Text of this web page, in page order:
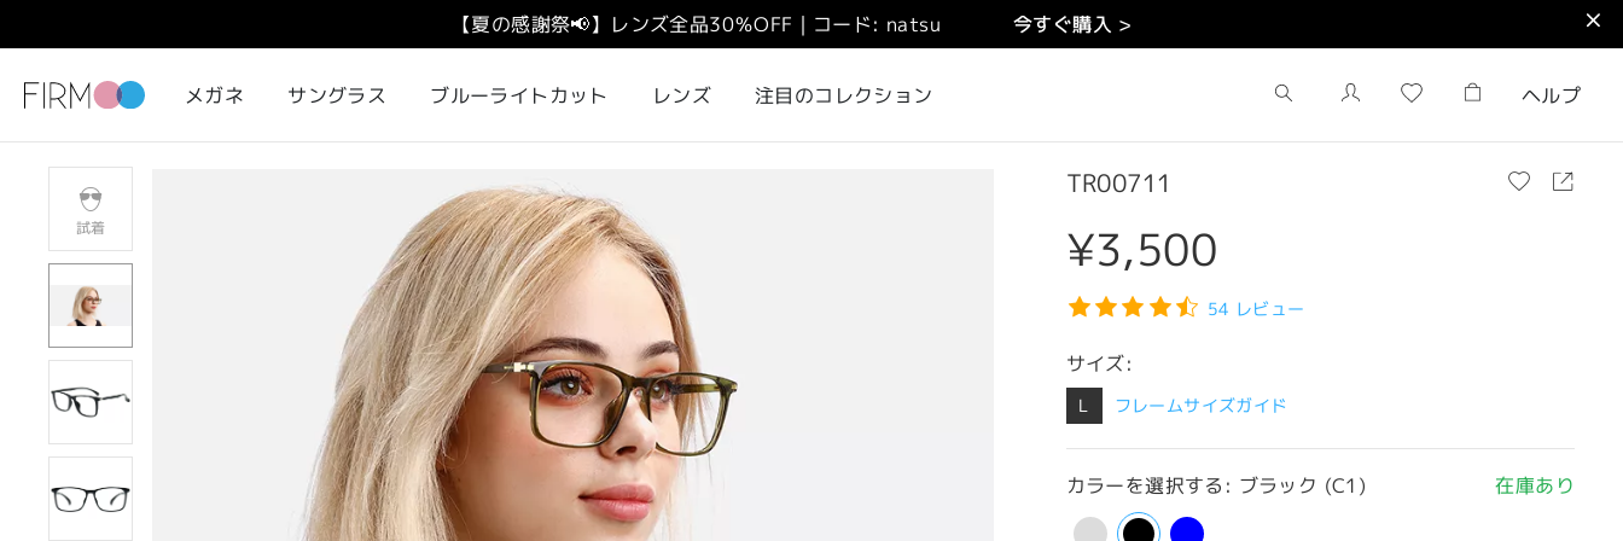
【夏の感謝祭📢】 レンズ全品30％OFF｜コード: natsu 今すぐ購入 >
メガネ サングラス ブルーライトカット レンズ 注目のコレクション ヘルプ
試着
TR00711
¥3,500
54 レビュー
サイズ:
L フレームサイズガイド
カラーを選択する: ブラック (C1) 在庫あり